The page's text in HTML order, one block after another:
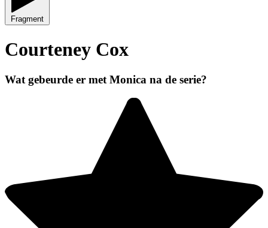
Fragment
Courteney Cox
Wat gebeurde er met Monica na de serie?